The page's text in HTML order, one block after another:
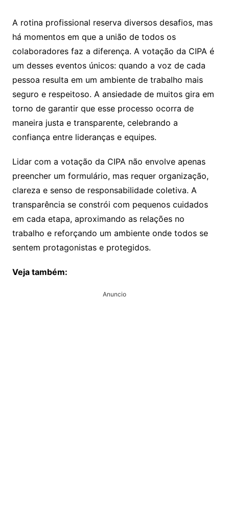
A rotina profissional reserva diversos desafios, mas
há momentos em que a união de todos os
colaboradores faz a diferença. A votação da CIPA é
um desses eventos únicos: quando a voz de cada
pessoa resulta em um ambiente de trabalho mais
seguro e respeitoso. A ansiedade de muitos gira em
torno de garantir que esse processo ocorra de
maneira justa e transparente, celebrando a
confiança entre lideranças e equipes.
Lidar com a votação da CIPA não envolve apenas
preencher um formulário, mas requer organização,
clareza e senso de responsabilidade coletiva. A
transparência se constrói com pequenos cuidados
em cada etapa, aproximando as relações no
trabalho e reforçando um ambiente onde todos se
sentem protagonistas e protegidos.
Veja também:
Anuncio